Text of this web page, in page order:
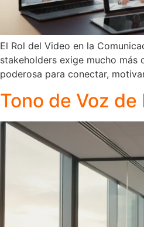
El Rol del Video en la
stakeholders exige mucho
poderosa para conectar,
Tono de Voz